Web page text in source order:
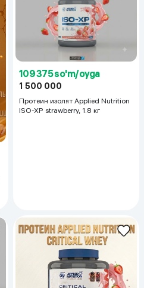
109 375 so'm/oyga
1 500 000
Протеин изолят Applied Nutrition
ISO-XP strawberry, 1.8 кг